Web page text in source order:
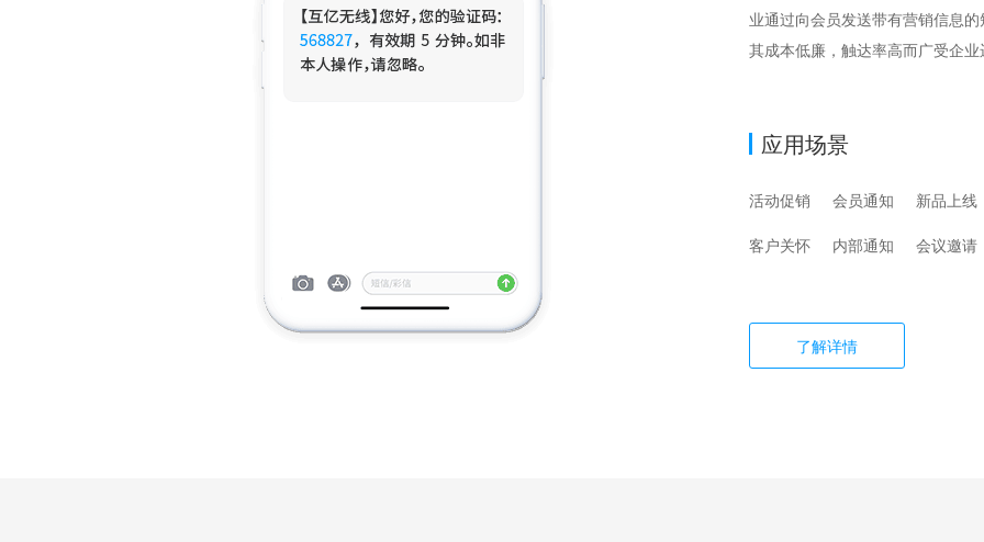
业通过向会员发送带有营销信息
其成本低廉，触达率高而广受企
应用场景
活动促销 会员通知 新品上线
客户关怀 内部通知 会议邀请
了解详情